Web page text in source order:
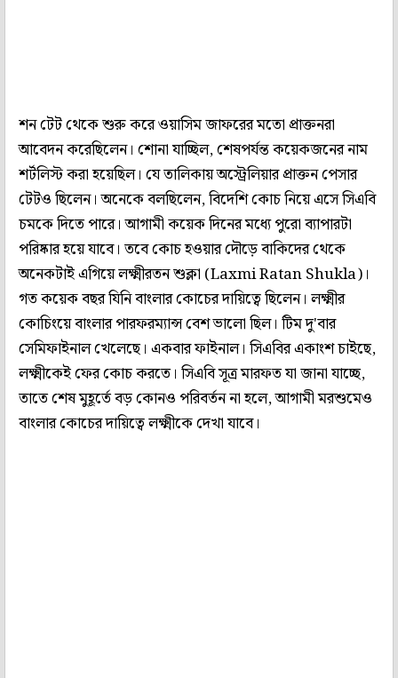
শন টেট থেকে শুরু করে ওয়াসিম জাফরের মতো প্রাক্তনরা
আবেদন করেছিলেন। শোনা যাচ্ছিল, শেষপর্যন্ত কয়েকজনের নাম
শর্টলিস্ট করা হয়েছিল। যে তালিকায় অস্ট্রেলিয়ার প্রাক্তন পেসার
টেটও ছিলেন। অনেকে বলছিলেন, বিদেশি কোচ নিয়ে এসে সিএবি
চমকে দিতে পারে। আগামী কয়েক দিনের মধ্যে পুরো ব্যাপারটা
পরিষ্কার হয়ে যাবে। তবে কোচ হওয়ার দৌড়ে বাকিদের থেকে
অনেকটাই এগিয়ে লক্ষ্মীরতন শুক্লা (Laxmi Ratan Shukla)।
গত কয়েক বছর যিনি বাংলার কোচের দায়িত্বে ছিলেন। লক্ষ্মীর
কোচিংয়ে বাংলার পারফরম্যান্স বেশ ভালো ছিল। টিম দু'বার
সেমিফাইনাল খেলেছে। একবার ফাইনাল। সিএবির একাংশ চাইছে,
লক্ষ্মীকেই ফের কোচ করতে। সিএবি সূত্র মারফত যা জানা যাচ্ছে,
তাতে শেষ মুহূর্তে বড় কোনও পরিবর্তন না হলে, আগামী মরশুমেও
বাংলার কোচের দায়িত্বে লক্ষ্মীকে দেখা যাবে।